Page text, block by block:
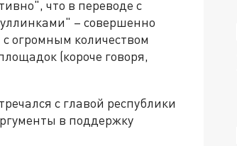
что в переводе с
– совершенно
огромным количеством
(короче говоря,
с главой республики
в поддержку